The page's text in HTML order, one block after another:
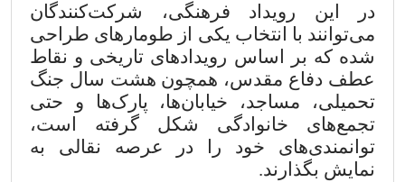
در این رویداد فرهنگی، شرکت‌کنندگان
می‌توانند با انتخاب یکی از طومارهای طراحی
شده که بر اساس رویدادهای تاریخی و نقاط
عطف دفاع مقدس، همچون هشت سال جنگ
تحمیلی، مساجد، خیابان‌ها، پارک‌ها و حتی
تجمع‌های خانوادگی شکل گرفته است،
توانمندی‌های خود را در عرصه نقالی به
نمایش بگذارند.